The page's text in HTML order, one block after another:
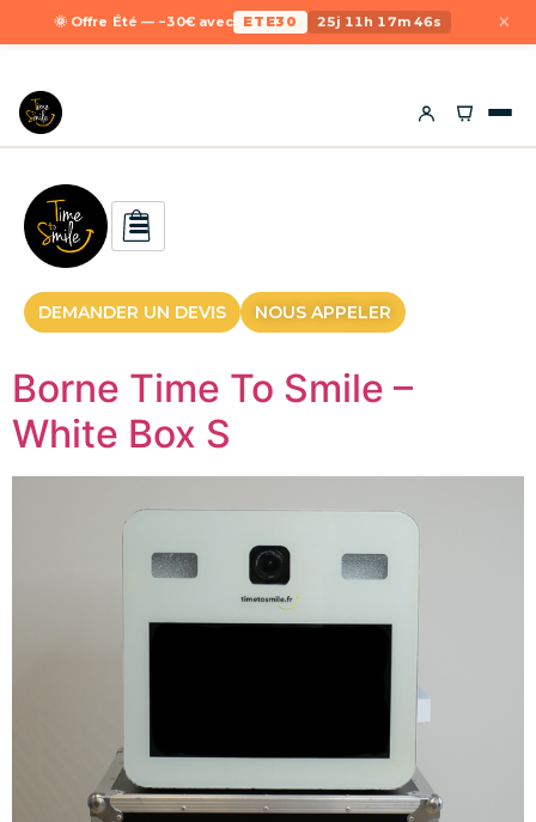
🌞 Offre Été — −30€ avec ETE30 25j 11h 17m 46s ×
DEMANDER UN DEVIS NOUS APPELER
Borne Time To Smile –
White Box S